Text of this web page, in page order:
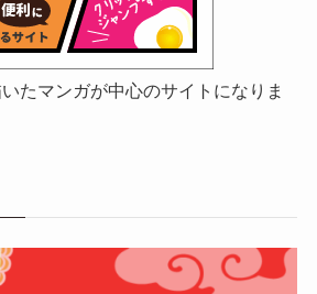
たマンガが中心のサイトになりま